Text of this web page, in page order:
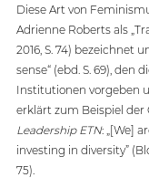
Diese Art von
Adrienne Roberts als
2016, S. 74) bezeichnet
sense“ (ebd. S. 69), den
Institutionen vorgeben
erklärt zum Beispiel der
Leadership ETN: „[We]
investing in diversity”
75).